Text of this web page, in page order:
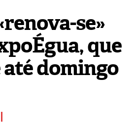
se»
que
domingo